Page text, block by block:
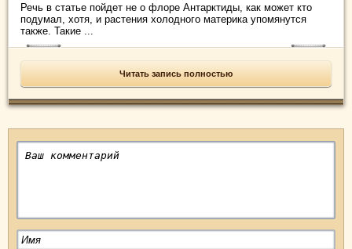
Речь в статье пойдет не о флоре Антарктиды, как может кто
подумал, хотя, и растения холодного материка упомянутся
также. Такие ...
Читать запись полностью